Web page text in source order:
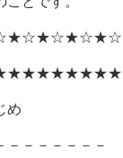
－－－－－－－